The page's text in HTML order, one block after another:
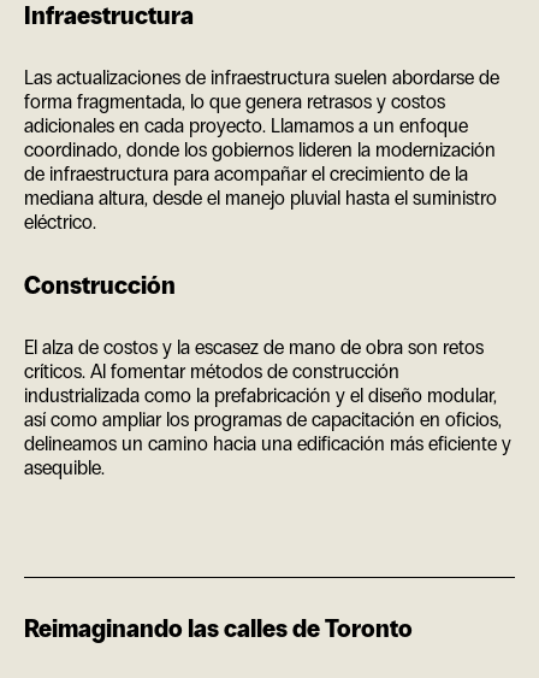
Infraestructura
Las actualizaciones de infraestructura suelen abordarse de
forma fragmentada, lo que genera retrasos y costos
adicionales en cada proyecto. Llamamos a un enfoque
coordinado, donde los gobiernos lideren la modernización
de infraestructura para acompañar el crecimiento de la
mediana altura, desde el manejo pluvial hasta el suministro
eléctrico.
Construcción
El alza de costos y la escasez de mano de obra son retos
críticos. Al fomentar métodos de construcción
industrializada como la prefabricación y el diseño modular,
así como ampliar los programas de capacitación en oficios,
delineamos un camino hacia una edificación más eficiente y
asequible.
Reimaginando las calles de Toronto